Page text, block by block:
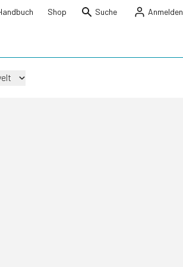
Shop Suche Anmelden